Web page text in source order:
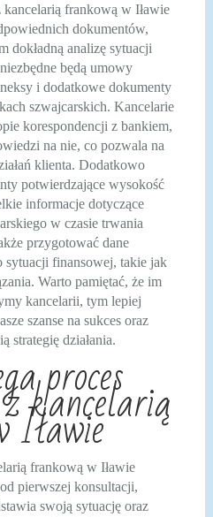
kancelarią frankową w Iławie
dokumentów,
dokładną analizę sytuacji
będą umowy
i dodatkowe dokumenty
szwajcarskich. Kancelarie
korespondencji z bankiem,
na nie, co pozwala na
klienta. Dodatkowo
potwierdzające wysokość
informacje dotyczące
w czasie trwania
przygotować dane
sytuacji finansowej, takie jak
Warto pamiętać, że im
kancelarii, tym lepiej
szanse na sukces oraz
strategię działania.
proces
kancelarią
frankową w Iławie
pierwszej konsultacji,
swoją sytuację oraz